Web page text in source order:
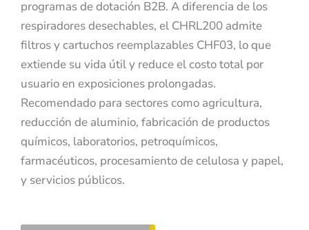
programas de dotación B2B. A diferencia de los
respiradores desechables, el CHRL200 admite
filtros y cartuchos reemplazables CHF03, lo que
extiende su vida útil y reduce el costo total por
usuario en exposiciones prolongadas.
Recomendado para sectores como agricultura,
reducción de aluminio, fabricación de productos
químicos, laboratorios, petroquímicos,
farmacéuticos, procesamiento de celulosa y papel,
y servicios públicos.